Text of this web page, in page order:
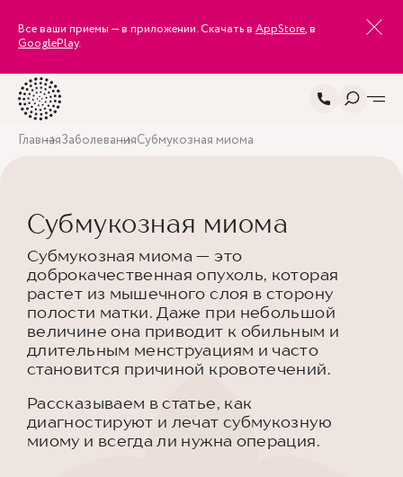
Все ваши приемы — в приложении. Скачать в AppStore, в
GooglePlay.
ГлавнаяЗаболеванияСубмукозная миома
Субмукозная миома
Субмукозная миома — это
доброкачественная опухоль, которая
растет из мышечного слоя в сторону
полости матки. Даже при небольшой
величине она приводит к обильным и
длительным менструациям и часто
становится причиной кровотечений.
Рассказываем в статье, как
диагностируют и лечат субмукозную
миому и всегда ли нужна операция.